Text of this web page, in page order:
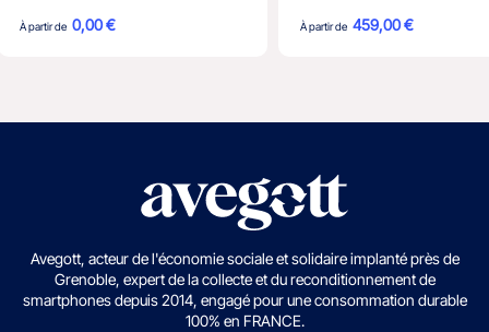
À partir de 0,00 € À partir de 459,00 €
Avegott, acteur de l'économie sociale et solidaire implanté près de
Grenoble, expert de la collecte et du reconditionnement de
smartphones depuis 2014, engagé pour une consommation durable
100% en FRANCE.